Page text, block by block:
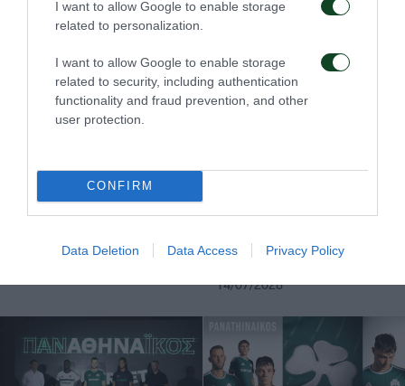
I want to allow Google to enable storage
related to personalization.
I want to allow Google to enable storage
related to security, including authentication
functionality and fraud prevention, and other
user protection.
CONFIRM
Data Deletion Data Access Privacy Policy
ΕΜΠΟΡΙΚΑ
Η νέα τρίτη εμφάνιση
τη σεζόν 2026/27
Η νέα εκτός έδρας
Παναθηναϊκού για τη
σεζόν 2026/27
14/07/2026